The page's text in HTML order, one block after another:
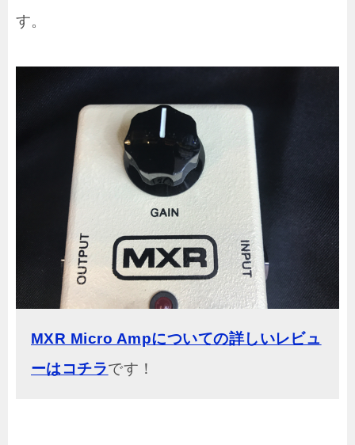
す。
MXR Micro Ampについての詳しいレビュ
ーはコチラです！